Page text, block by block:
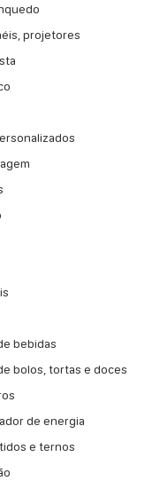
projetores
bebidas
bolos, tortas e doces
de energia
e ternos